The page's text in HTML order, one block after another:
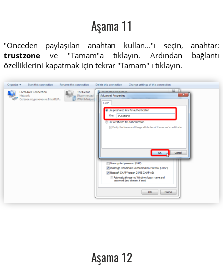
Aşama 11
"Önceden paylaşılan anahtarı kullan..."ı seçin, anahtar:
trustzoneve "Tamam"a tıklayın. Ardından bağlantı
özelliklerini kapatmak için tekrar "Tamam" ı tıklayın.
trustzone
Aşama 12